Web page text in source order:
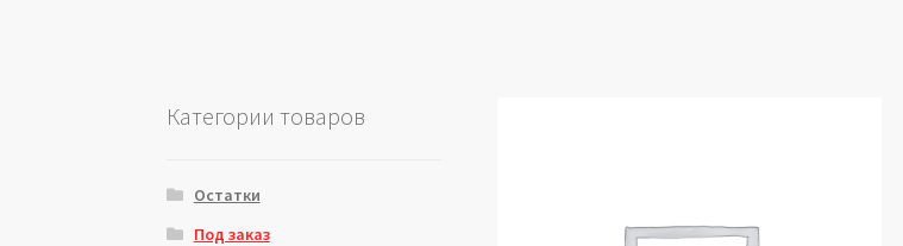
Категории товаров
Остатки
Под заказ